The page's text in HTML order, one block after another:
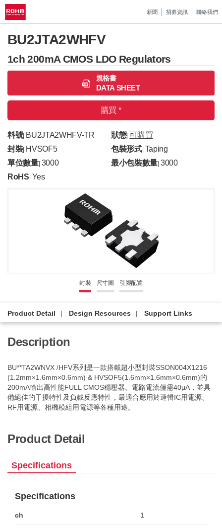
新聞 招募資訊 聯絡我們
BU2JTA2WHFV
1ch 200mA CMOS LDO Regulators
規格書
DATA SHEET
購買 *
料號| BU2JTA2WHFV-TR 狀態| 可購買
封裝| HVSOF5 包裝形式| Taping
單位數量| 3000 最小包裝數量 |3000
RoHS Yes
封裝 尺寸圖 引腳配置
Product Detail Design Resources Support Links
Description
BU**TA2WNVX /HFV系列是一款搭載超小型封裝SSON004X1216
(1.2mm×1.6mm×0.6mm) & HVSOF5(1.6mm×1.6mm×0.6mm)的
200mA輸出高性能FULL CMOS穩壓器。電路電流僅需40μA，並具
備絕佳的干擾特性及負載反應特性，最適合應用於邏輯IC用電源、
RF用電源、相機模組用電源等各種用途。
Product Detail
Specifications
Specifications
ch 1